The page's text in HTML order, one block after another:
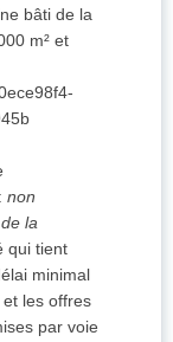
bâti de la
m² et
: non
la
qui tient
minimal
les offres
par voie